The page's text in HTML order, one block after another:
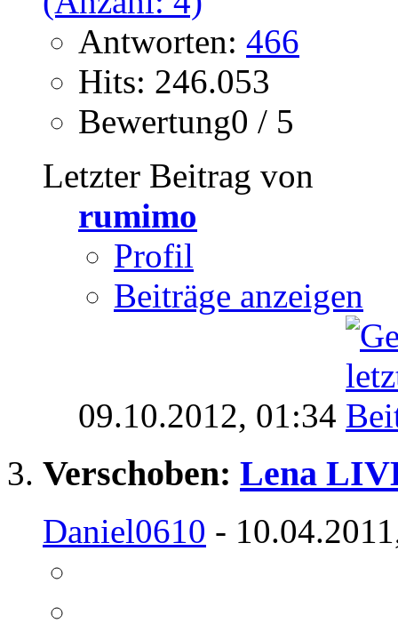
Antworten: 466
Hits: 246.053
Bewertung0 / 5
Letzter Beitrag von
rumimo
Profil
Beiträge anzeigen
09.10.2012, 01:34
Verschoben: Lena
Daniel0610 -